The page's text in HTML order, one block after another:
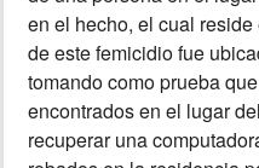
en el hecho, el cual
de este femicidio fue
tomando como prueba
encontrados en el lugar
recuperar una